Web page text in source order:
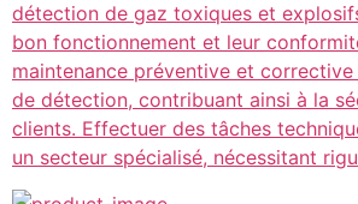
détection de gaz toxiques et
bon fonctionnement et leur
maintenance préventive et
de détection, contribuant ainsi à la
clients. Effectuer des tâches
un secteur spécialisé, nécessitant